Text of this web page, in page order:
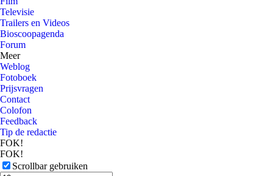
Televisie
Trailers en Videos
Bioscoopagenda
Forum
Meer
Weblog
Fotoboek
Prijsvragen
Contact
Colofon
Feedback
Tip de redactie
FOK!
FOK!
Scrollbar gebruiken